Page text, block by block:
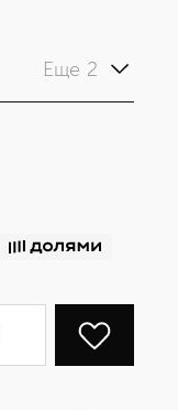
Еще 2